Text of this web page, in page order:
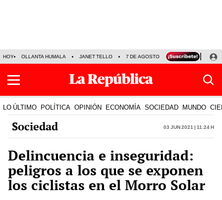
HOY OLLANTA HUMALA JANET TELLO 7 DE AGOSTO TINKA RESULTADOS
LO ÚLTIMO POLÍTICA OPINIÓN ECONOMÍA SOCIEDAD MUNDO
Sociedad 03 Jun 2021 | 11:24 h
Delincuencia e inseguridad:
peligros a los que se exponen
los ciclistas en el Morro Solar